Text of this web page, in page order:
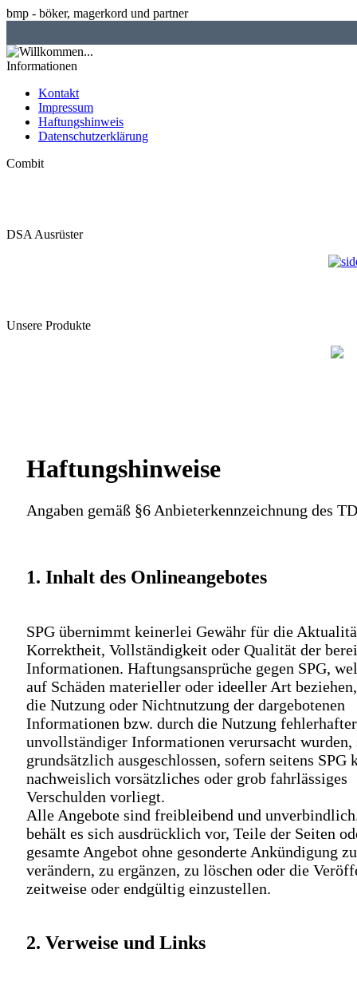
bmp - böker, magerkord und partner
Informationen
Kontakt
Impressum
Haftungshinweis
Datenschutzerklärung
Combit
DSA Ausrüster
Unsere Produkte
Haftungshinweise
Angaben gemäß §6 Anbieterkennzeichnung des
1. Inhalt des Onlineangebotes
SPG übernimmt keinerlei Gewähr für die
Korrektheit, Vollständigkeit oder Qualität der
Informationen. Haftungsansprüche gegen SPG,
auf Schäden materieller oder ideeller Art
die Nutzung oder Nichtnutzung der dargebotenen
Informationen bzw. durch die Nutzung
unvollständiger Informationen verursacht wurden,
grundsätzlich ausgeschlossen, sofern seitens SPG
nachweislich vorsätzliches oder grob fahrlässiges
Verschulden vorliegt.
Alle Angebote sind freibleibend und
behält es sich ausdrücklich vor, Teile der Seiten
gesamte Angebot ohne gesonderte Ankündigung zu
verändern, zu ergänzen, zu löschen oder die
zeitweise oder endgültig einzustellen.
2. Verweise und Links